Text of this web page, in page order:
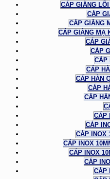
CÁP GIẰNG
CÁP
CÁP GIẰNG
CÁP GIẰNG MẠ
CÁP
CÁP
CÁP
CÁP
CÁP HÀN
CÁP
CÁP
CÁP
CÁP
CÁP INOX
CÁP INOX
CÁP INOX
CÁP
CÁP